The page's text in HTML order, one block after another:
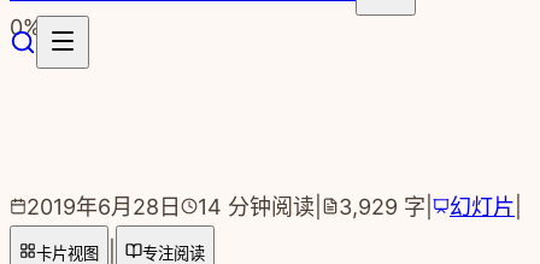
跳转到主要内容
0%
2019年6月28日 14 分钟阅读 3,929 字 幻灯片
卡片视图 专注阅读